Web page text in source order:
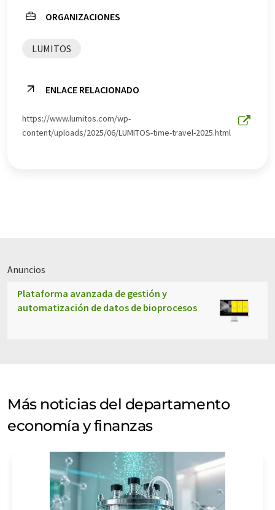
ORGANIZACIONES
LUMITOS
ENLACE RELACIONADO
https://www.lumitos.com/wp-
content/uploads/2025/06/LUMITOS-time-travel-2025.html
Anuncios
Plataforma avanzada de gestión y
automatización de datos de bioprocesos
Más noticias del departamento
economía y finanzas